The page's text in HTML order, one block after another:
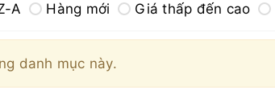
A Hàng mới Giá thấp đến cao
danh mục này.